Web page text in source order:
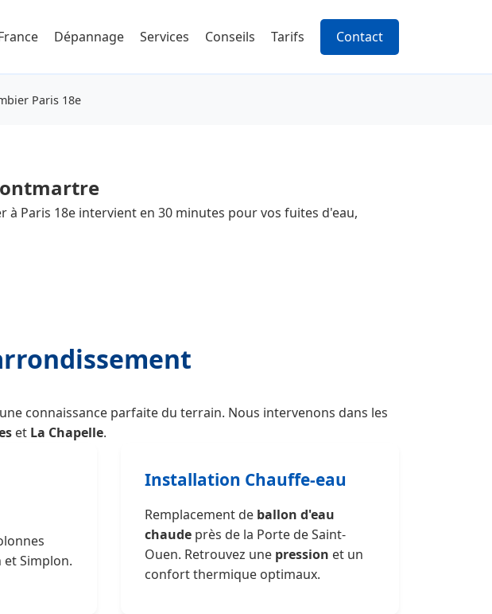
Dépannage Services Conseils Tarifs Contact
Paris 18e
à Paris 18e intervient en 30 minutes pour vos fuites d'eau,
connaissance parfaite du terrain. Nous intervenons dans les
et La Chapelle.
et Simplon.
Installation Chauffe-eau
Remplacement de ballon d'eau
chaude près de la Porte de Saint-
Ouen. Retrouvez une pression et un
confort thermique optimaux.